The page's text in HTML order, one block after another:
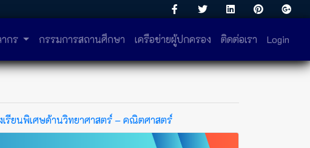
กร กรรมการสถานศึกษา เครือข่ายผู้ปกครอง ติดต่อเรา Login
รียนพิเศษด้านวิทยาศาสตร์ – คณิตศาสตร์